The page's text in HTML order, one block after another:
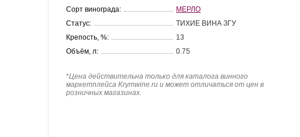
Сорт винограда:
МЕРЛО
Статус:
ТИХИЕ ВИНА ЗГУ
Крепость, %:
13
Объём, л:
0.75
*Цена действительна только для каталога винного
маркетплейса Krymwine.ru и может отличаться от цен в
розничных магазинах.